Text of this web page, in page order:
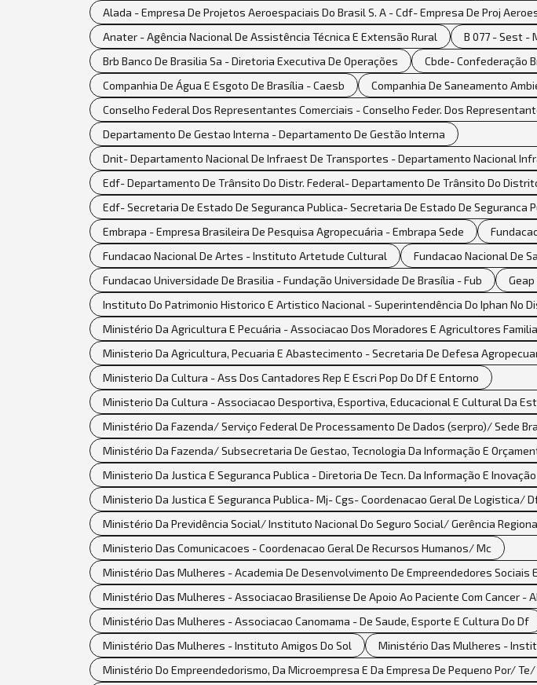
Alada - Empresa De Projetos Aeroespaciais Do Brasil S. A - Cdf- Empresa De Proj
Anater - Agência Nacional De Assistência Técnica E Extensão Rural
B 077 - Sest -
Brb Banco De Brasilia Sa - Diretoria Executiva De Operações
Cbde- Confederação
Companhia De Água E Esgoto De Brasília - Caesb
Companhia De Saneamento
Conselho Federal Dos Representantes Comerciais - Conselho Feder. Dos
Departamento De Gestao Interna - Departamento De Gestão Interna
Dnit- Departamento Nacional De Infraest De Transportes - Departamento Nacional
Edf- Departamento De Trânsito Do Distr. Federal- Departamento De Trânsito Do
Edf- Secretaria De Estado De Seguranca Publica- Secretaria De Estado De Seguranca
Embrapa - Empresa Brasileira De Pesquisa Agropecuária - Embrapa Sede
Fundacao Nacional De Artes - Instituto Artetude Cultural
Fundacao Nacional De
Fundacao Universidade De Brasilia - Fundação Universidade De Brasília - Fub
Instituto Do Patrimonio Historico E Artistico Nacional - Superintendência Do Iphan No
Ministério Da Agricultura E Pecuária - Associacao Dos Moradores E Agricultores
Ministerio Da Agricultura, Pecuaria E Abastecimento - Secretaria De Defesa
Ministerio Da Cultura - Ass Dos Cantadores Rep E Escri Pop Do Df E Entorno
Ministerio Da Cultura - Associacao Desportiva, Esportiva, Educacional E Cultural Da
Ministério Da Fazenda/ Serviço Federal De Processamento De Dados (serpro)/ Sede
Ministério Da Fazenda/ Subsecretaria De Gestao, Tecnologia Da Informação E
Ministerio Da Justica E Seguranca Publica - Diretoria De Tecn. Da Informação E Inovação
Ministerio Da Justica E Seguranca Publica- Mj- Cgs- Coordenacao Geral De Logistica/
Ministério Da Previdência Social/ Instituto Nacional Do Seguro Social/ Gerência
Ministerio Das Comunicacoes - Coordenacao Geral De Recursos Humanos/ Mc
Ministério Das Mulheres - Academia De Desenvolvimento De Empreendedores Sociais
Ministério Das Mulheres - Associacao Brasiliense De Apoio Ao Paciente Com Cancer -
Ministério Das Mulheres - Associacao Canomama - De Saude, Esporte E Cultura Do Df
Ministério Das Mulheres - Instituto Amigos Do Sol
Ministério Das Mulheres -
Ministério Do Empreendedorismo, Da Microempresa E Da Empresa De Pequeno Por/